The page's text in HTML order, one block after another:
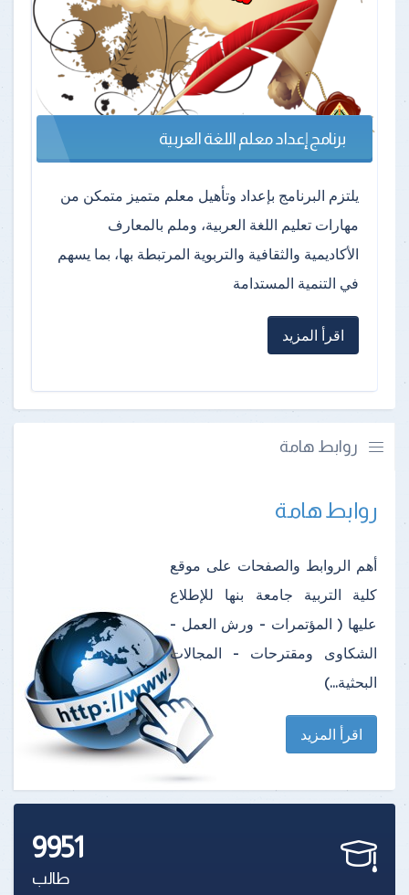
برنامج إعداد معلم اللغة العربية
يلتزم البرنامج بإعداد وتأهيل معلم متميز متمكن من
مهارات تعليم اللغة العربية، وملم بالمعارف
الأكاديمية والثقافية والتربوية المرتبطة بها، بما يسهم
في التنمية المستدامة
اقرأ المزيد
روابط هامة
روابط هامة
أهم الروابط والصفحات على موقع
كلية التربية جامعة بنها للإطلاع
عليها ( المؤتمرات - ورش العمل -
الشكاوى ومقترحات - المجالات
البحثية...)
اقرأ المزيد
9951
طالب